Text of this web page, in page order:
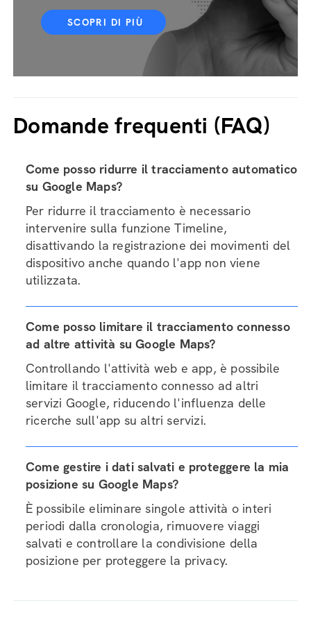
SCOPRI DI PIÙ
Domande frequenti (FAQ)
Come posso ridurre il tracciamento automatico
su Google Maps?
Per ridurre il tracciamento è necessario
intervenire sulla funzione Timeline,
disattivando la registrazione dei movimenti del
dispositivo anche quando l'app non viene
utilizzata.
Come posso limitare il tracciamento connesso
ad altre attività su Google Maps?
Controllando l'attività web e app, è possibile
limitare il tracciamento connesso ad altri
servizi Google, riducendo l'influenza delle
ricerche sull'app su altri servizi.
Come gestire i dati salvati e proteggere la mia
posizione su Google Maps?
È possibile eliminare singole attività o interi
periodi dalla cronologia, rimuovere viaggi
salvati e controllare la condivisione della
posizione per proteggere la privacy.